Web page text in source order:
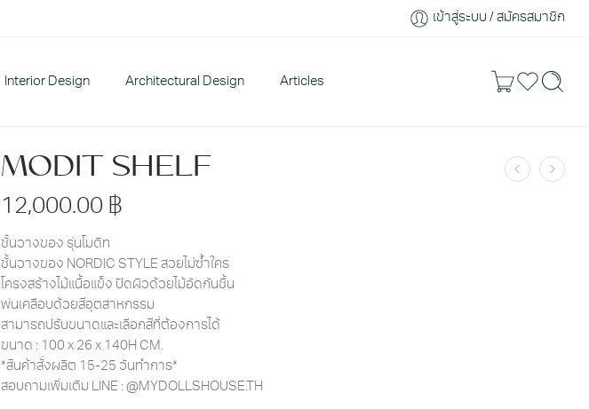
เข้าสู่ระบบ / สมัครสมาชิก
Interior Design Architectural Design Articles
MODIT SHELF
12,000.00 ฿
ชั้นวางของ รุ่นโมดิท
ชั้นวางของ NORDIC STYLE สวยไม่ซ้ำใคร
โครงสร้างไม้แนื้อแข็ง ปิดผิวด้วยไม้อัดกันชื้น
พ่นเคลือบด้วยสีอุตสาหกรรม
สามารถปรับขนาดและเลือกสีที่ต้องการได้
ขนาด : 100 x 26 x 140H CM.
*สินค้าสั่งผลิต 15-25 วันทำการ*
สอบถามเพิ่มเติม LINE : @MYDOLLSHOUSE.TH